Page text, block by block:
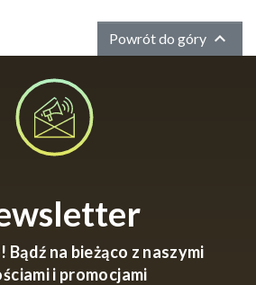
Powrót do góry 
Bądź na bieżąco z naszymi
i promocjami